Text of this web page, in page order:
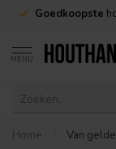
Goedkoopste
MENU
Home Van